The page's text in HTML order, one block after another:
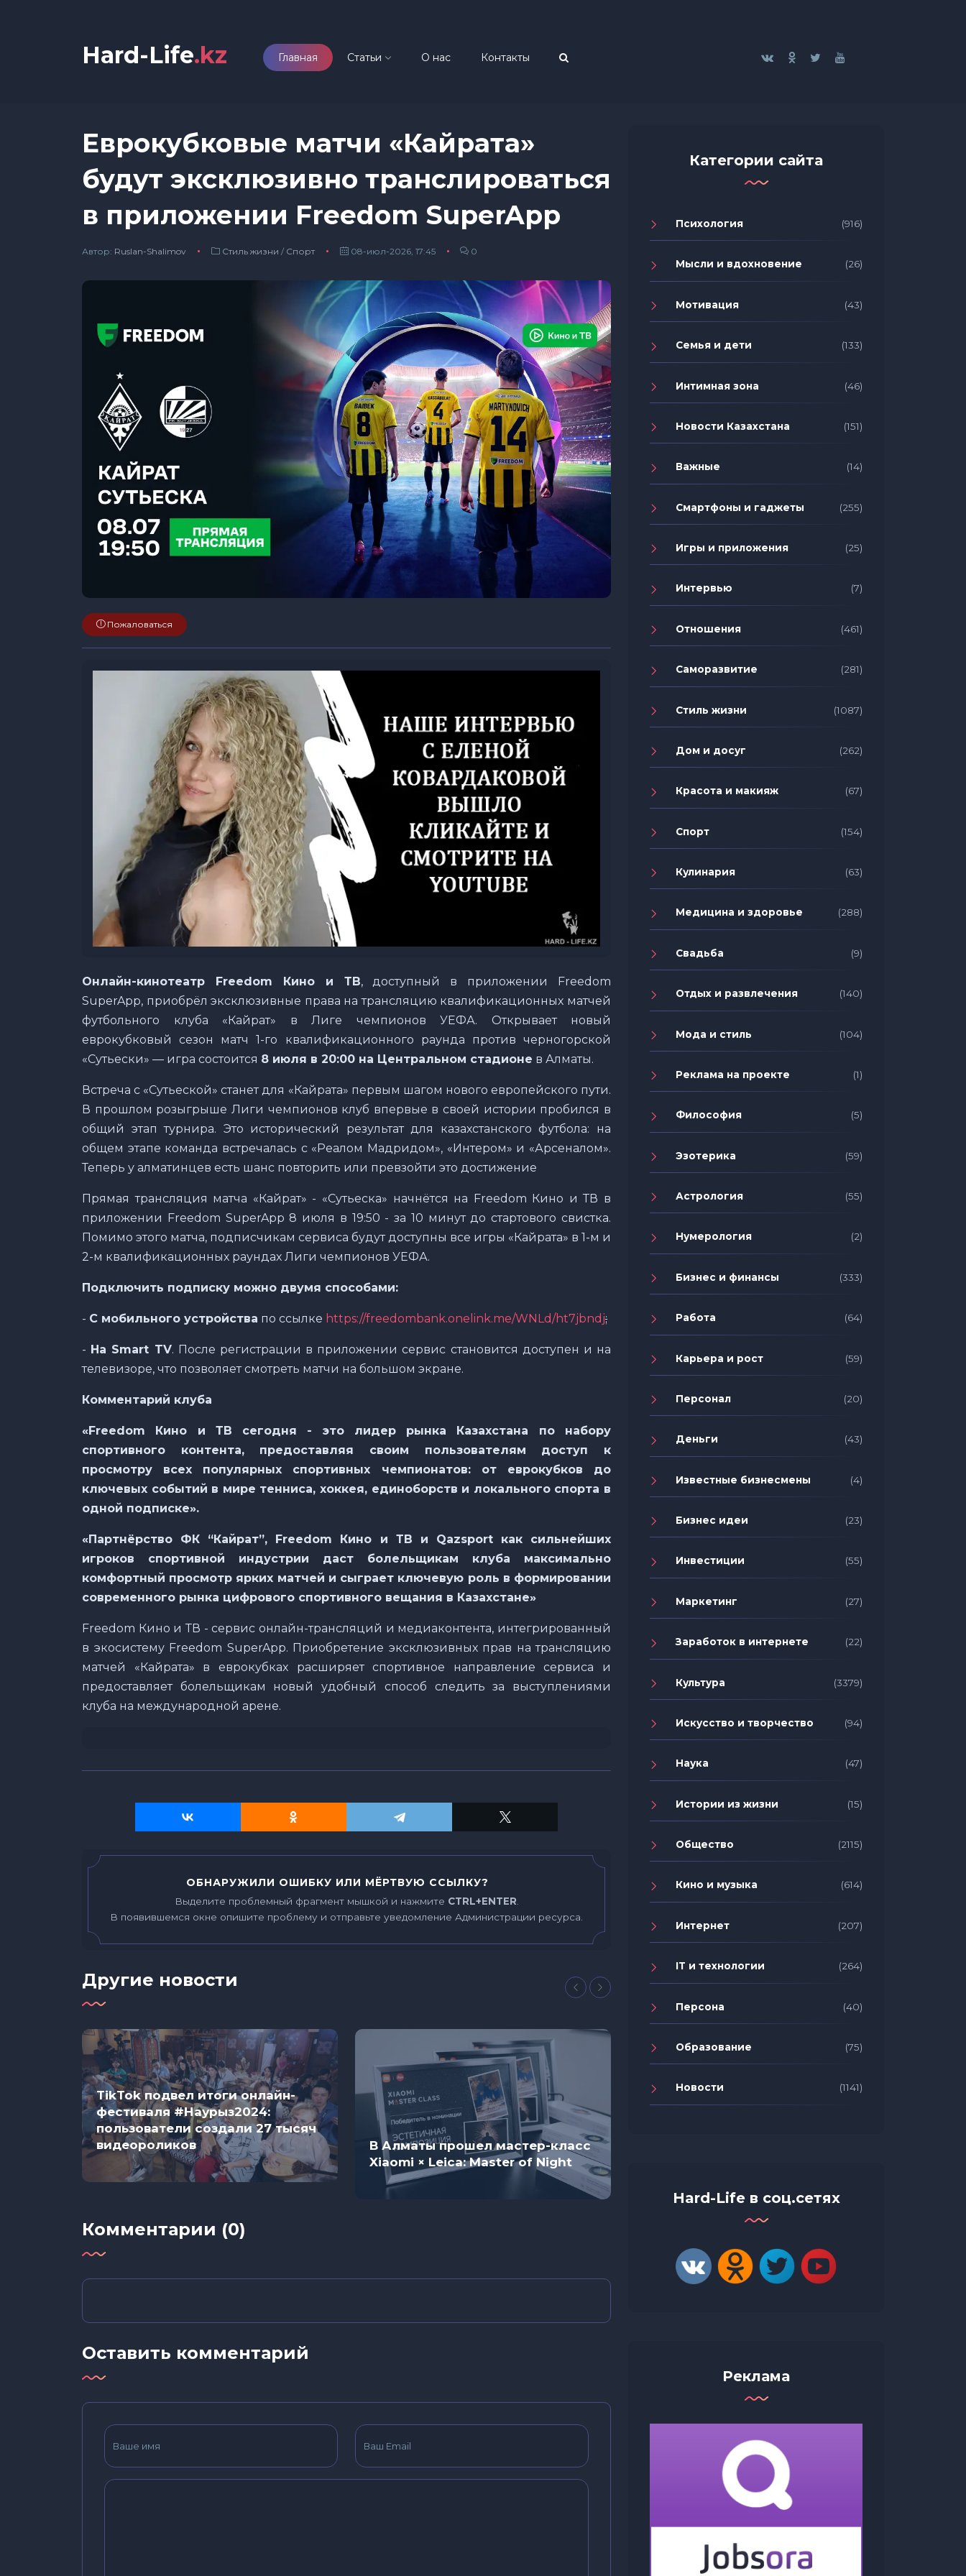
Hard-Life.kz Главная Статьи О нас Контакты
Еврокубковые матчи «Кайрата»
будут эксклюзивно транслироваться
в приложении Freedom SuperApp
Автор: Ruslan-Shalimov Стиль жизни / Спорт 08-июл-2026, 17:45 0
Пожаловаться
Онлайн-кинотеатр Freedom Кино и ТВ, доступный в приложении Freedom
SuperApp, приобрёл эксклюзивные права на трансляцию квалификационных матчей
футбольного клуба «Кайрат» в Лиге чемпионов УЕФА. Открывает новый
еврокубковый сезон матч 1-го квалификационного раунда против черногорской
«Сутьески» — игра состоится 8 июля в 20:00 на Центральном стадионе в Алматы.
Встреча с «Сутьеской» станет для «Кайрата» первым шагом нового европейского пути.
В прошлом розыгрыше Лиги чемпионов клуб впервые в своей истории пробился в
общий этап турнира. Это исторический результат для казахстанского футбола: на
общем этапе команда встречалась с «Реалом Мадридом», «Интером» и «Арсеналом».
Теперь у алматинцев есть шанс повторить или превзойти это достижение
Прямая трансляция матча «Кайрат» - «Сутьеска» начнётся на Freedom Кино и ТВ в
приложении Freedom SuperApp 8 июля в 19:50 - за 10 минут до стартового свистка.
Помимо этого матча, подписчикам сервиса будут доступны все игры «Кайрата» в 1-м и
2-м квалификационных раундах Лиги чемпионов УЕФА.
Подключить подписку можно двумя способами:
- С мобильного устройства по ссылке https://freedombank.onelink.me/WNLd/ht7jbndj;
- На Smart TV. После регистрации в приложении сервис становится доступен и на
телевизоре, что позволяет смотреть матчи на большом экране.
Комментарий клуба
«Freedom Кино и ТВ сегодня - это лидер рынка Казахстана по набору
спортивного контента, предоставляя своим пользователям доступ к
просмотру всех популярных спортивных чемпионатов: от еврокубков до
ключевых событий в мире тенниса, хоккея, единоборств и локального спорта в
одной подписке».
«Партнёрство ФК “Кайрат”, Freedom Кино и ТВ и Qazsport как сильнейших
игроков спортивной индустрии даст болельщикам клуба максимально
комфортный просмотр ярких матчей и сыграет ключевую роль в формировании
современного рынка цифрового спортивного вещания в Казахстане»
Freedom Кино и ТВ - сервис онлайн-трансляций и медиаконтента, интегрированный
в экосистему Freedom SuperApp. Приобретение эксклюзивных прав на трансляцию
матчей «Кайрата» в еврокубках расширяет спортивное направление сервиса и
предоставляет болельщикам новый удобный способ следить за выступлениями
клуба на международной арене.
ОБНАРУЖИЛИ ОШИБКУ ИЛИ МЁРТВУЮ ССЫЛКУ?
Выделите проблемный фрагмент мышкой и нажмите CTRL+ENTER
В появившемся окне опишите проблему и отправьте уведомление Администрации ресурса.
Другие новости
TikTok подвел итоги онлайн-
фестиваля #Наурыз2024:
пользователи создали 27 тысяч
видеороликов
В Алматы прошел мастер-класс
Xiaomi × Leica: Master of Night
Комментарии (0)
Оставить комментарий
Категории сайта
Психология (916)
Мысли и вдохновение (26)
Мотивация (43)
Семья и дети (133)
Интимная зона (46)
Новости Казахстана (151)
Важные (14)
Смартфоны и гаджеты (255)
Игры и приложения (25)
Интервью (7)
Отношения (461)
Саморазвитие (281)
Стиль жизни (1087)
Дом и досуг (262)
Красота и макияж (67)
Спорт (154)
Кулинария (63)
Медицина и здоровье (288)
Свадьба (9)
Отдых и развлечения (140)
Мода и стиль (104)
Реклама на проекте (1)
Философия (5)
Эзотерика (59)
Астрология (55)
Нумерология (2)
Бизнес и финансы (333)
Работа (64)
Карьера и рост (59)
Персонал (20)
Деньги (43)
Известные бизнесмены (4)
Бизнес идеи (23)
Инвестиции (55)
Маркетинг (27)
Заработок в интернете (22)
Культура (3379)
Искусство и творчество (94)
Наука (47)
Истории из жизни (15)
Общество (2115)
Кино и музыка (614)
Интернет (207)
IT и технологии (264)
Персона (40)
Образование (75)
Новости (1141)
Hard-Life в соц.сетях
Реклама